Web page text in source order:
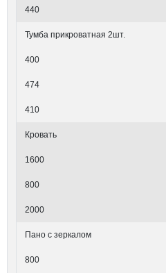
440
Тумба прикроватная 2шт.
400
474
410
Кровать
1600
800
2000
Пано с зеркалом
800